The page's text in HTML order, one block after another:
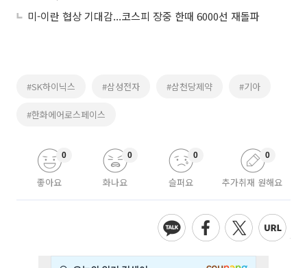
미-이란 협상 기대감...코스피 장중 한때 6000선 재돌파
#SK하이닉스 #삼성전자 #삼천당제약 #기아
#한화에어로스페이스
좋아요
0
화나요
0
슬퍼요
0
추가취재 원해요
0